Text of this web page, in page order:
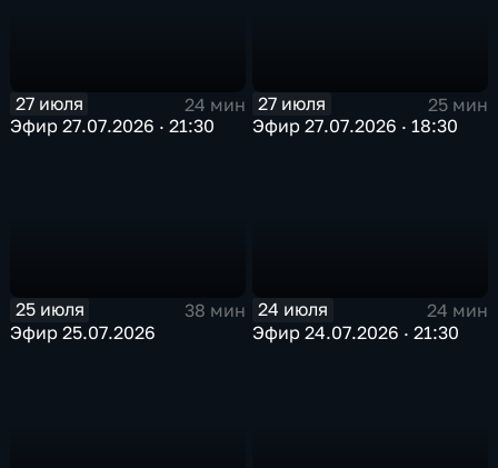
27 июля
24 мин
Эфир 27.07.2026 · 21:30
27 июля
25 мин
Эфир 27.07.2026 · 18:30
25 июля
38 мин
Эфир 25.07.2026
24 июля
24 мин
Эфир 24.07.2026 · 21:30